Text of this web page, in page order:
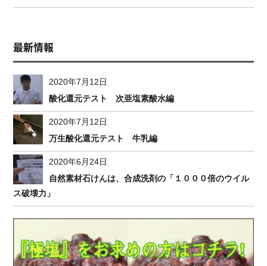
最新情報
2020年7月12日
酸化還元テスト 次亜塩素酸水編
2020年7月12日
万生酸化還元テスト 牛乳編
2020年6月24日
自然素材石けんは、合成洗剤の「１０００倍のウイル
ス破壊力」